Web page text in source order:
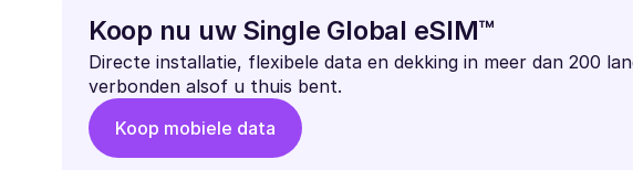
Koop nu uw Single Global eSIM™
Directe installatie, flexibele data en dekking in meer dan 200
verbonden alsof u thuis bent.
Koop mobiele data